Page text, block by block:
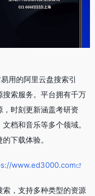
用的阿里云盘搜索引
索服务。平台拥有千万
时刻更新涵盖考研资
档和音乐等多个领域。
下载体验。
www.ed3000.com
，支持多种类型的资源